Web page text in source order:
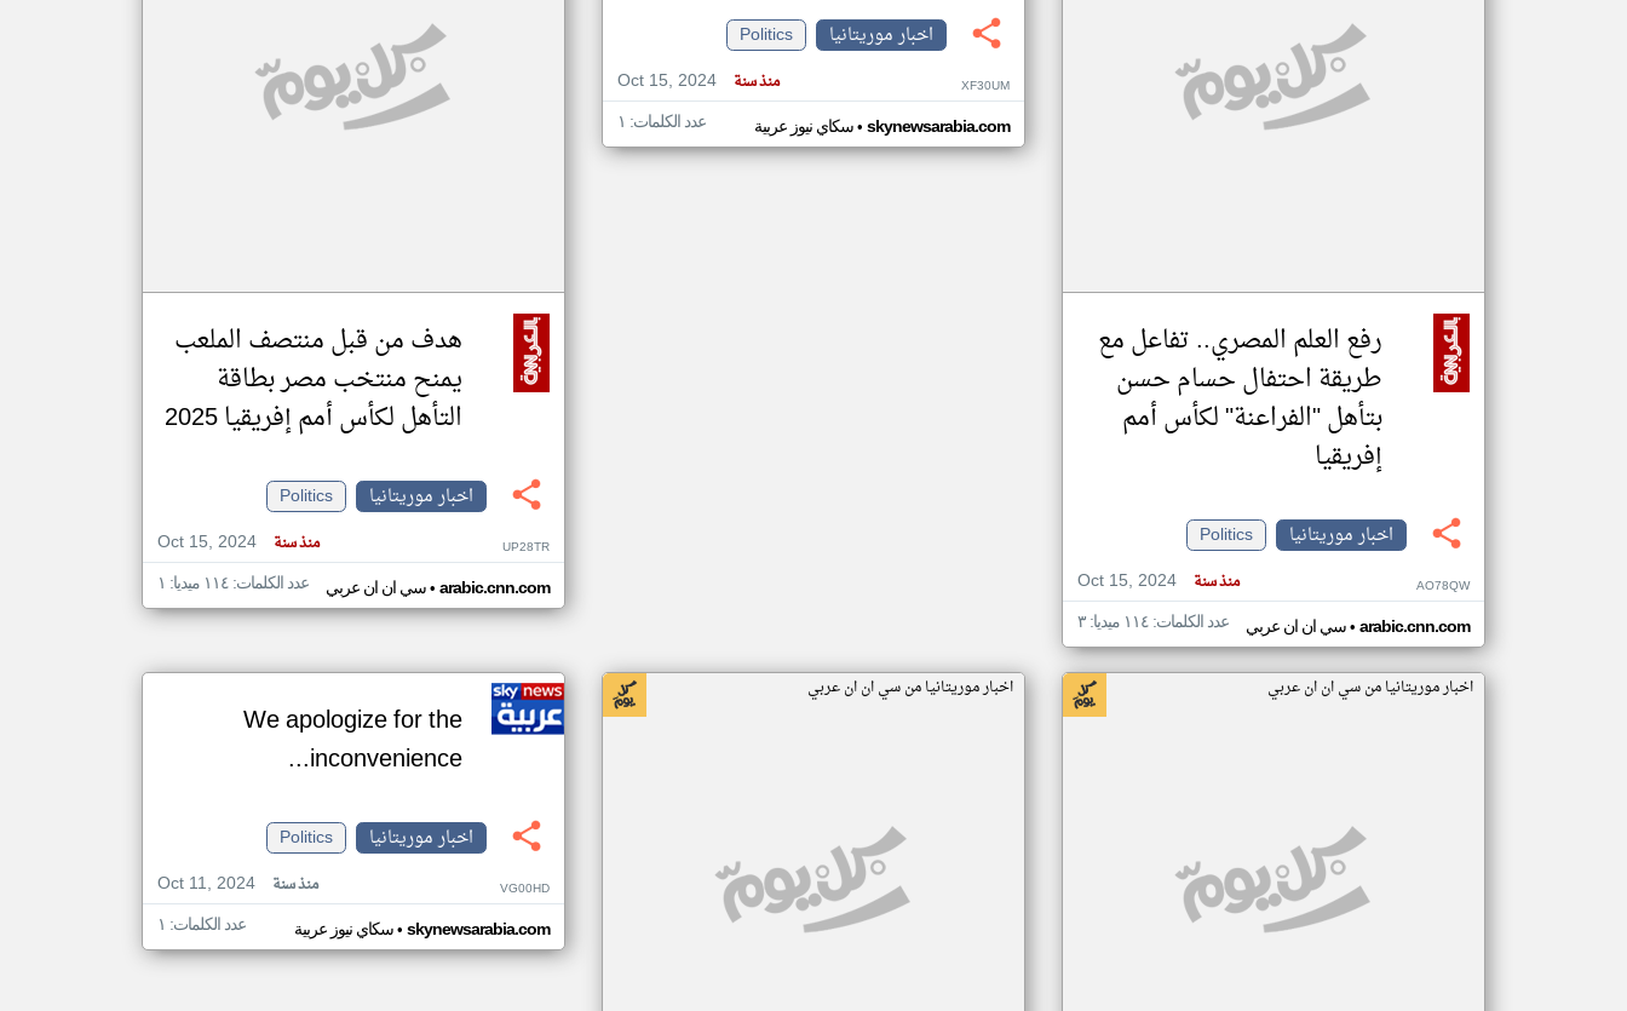
مصادر الأخبار من موريتانيا
رفع العلم المصري.. تفاعل مع
طريقة احتفال حسام حسن
بتأهل "الفراعنة" لكأس أمم
إفريقيا
اخبار موريتانيا
Politics
Oct 15, 2024
منذ سنة AO78QW
سي ان ان عربي• arabic.cnn.com عدد الكلمات: ١١٤ ميديا: ٣
اخبار موريتانيا
Politics
Oct 15, 2024
منذ سنة XF30UM
سكاي نيوز عربية• skynewsarabia.com عدد الكلمات: ١
هدف من قبل منتصف الملعب
يمنح منتخب مصر بطاقة
التأهل لكأس أمم إفريقيا 2025
اخبار موريتانيا
Politics
Oct 15, 2024
منذ سنة UP28TR
سي ان ان عربي• arabic.cnn.com عدد الكلمات: ١١٤ ميديا: ١
اخبار موريتانيا من سي ان ان عربي اخبار موريتانيا من سي ان ان عربي
We apologize for the
inconvenience...
اخبار موريتانيا
Politics
Oct 11, 2024
منذ سنة VG00HD
سكاي نيوز عربية• skynewsarabia.com عدد الكلمات: ١